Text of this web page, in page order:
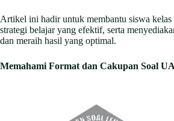
Artikel ini hadir untuk membantu siswa
strategi belajar yang efektif, serta
dan meraih hasil yang optimal.
Memahami Format dan Cakupan Soal